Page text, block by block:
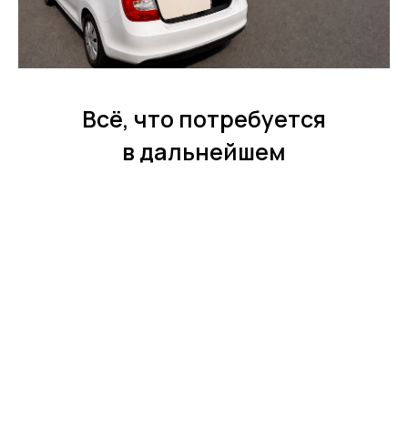
Всё, что потребуется
в дальнейшем